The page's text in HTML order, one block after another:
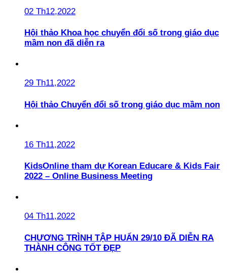
02 Th12,2022
Hội thảo Khoa học chuyển đổi số trong giáo dục
mầm non đã diễn ra
29 Th11,2022
Hội thảo Chuyển đổi số trong giáo dục mầm non
16 Th11,2022
KidsOnline tham dự Korean Educare & Kids Fair
2022 – Online Business Meeting
04 Th11,2022
CHƯƠNG TRÌNH TẬP HUẤN 29/10 ĐÃ DIỄN RA
THÀNH CÔNG TỐT ĐẸP